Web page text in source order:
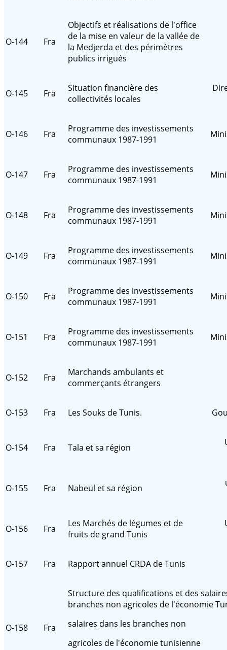
O-144 Fra
Objectifs et réalisations de l'office
de la mise en valeur de la vallée de
la Medjerda et des périmètres
publics irrigués
O-145 Fra
Situation financière des
collectivités locales
O-146 Fra
Programme des investissements
communaux 1987-1991
O-147 Fra
Programme des investissements
communaux 1987-1991
O-148 Fra
Programme des investissements
communaux 1987-1991
O-149 Fra
Programme des investissements
communaux 1987-1991
O-150 Fra
Programme des investissements
communaux 1987-1991
O-151 Fra
Programme des investissements
communaux 1987-1991
O-152 Fra
Marchands ambulants et
commerçants étrangers
O-153 Fra Les Souks de Tunis.
O-154 Fra Tala et sa région
O-155 Fra Nabeul et sa région
O-156 Fra
Les Marchés de légumes et de
fruits de grand Tunis
O-157 Fra Rapport annuel CRDA de Tunis
O-158 Fra
Structure des qualifications et des
branches non agricoles de l'économie
salaires dans les branches non
agricoles de l'économie tunisienne